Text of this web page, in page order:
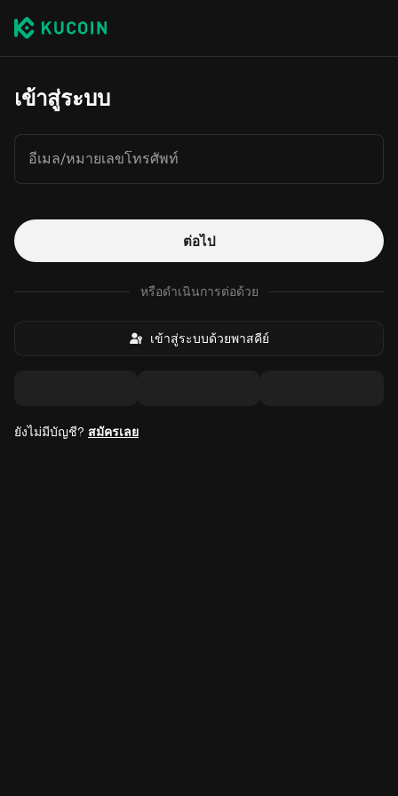
เข้าสู่ระบบ
อีเมล/หมายเลขโทรศัพท์
ต่อไป
หรือดำเนินการต่อด้วย
เข้าสู่ระบบด้วยพาสคีย์
ยังไม่มีบัญชี? สมัครเลย